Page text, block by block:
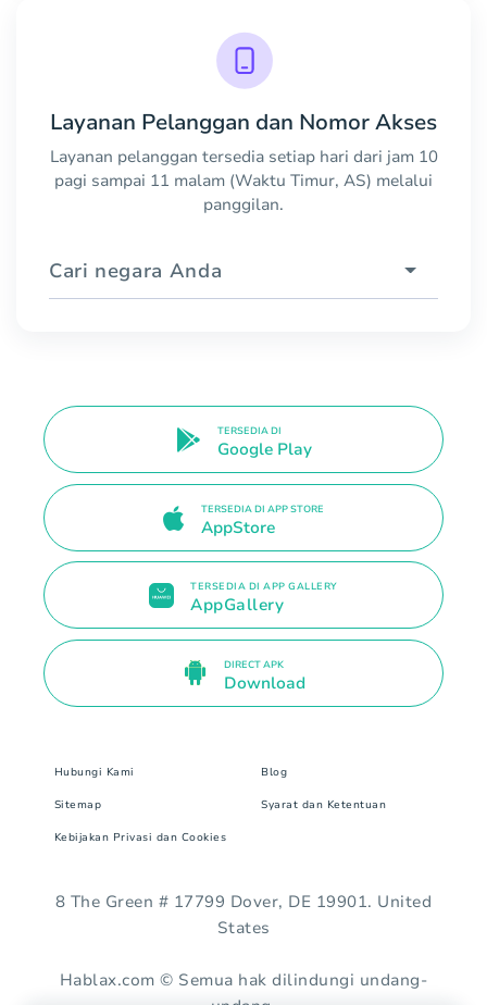
Layanan Pelanggan dan Nomor Akses
Layanan pelanggan tersedia setiap hari dari jam 10
pagi sampai 11 malam (Waktu Timur, AS) melalui
panggilan.
Cari negara Anda
TERSEDIA DI
Google Play
TERSEDIA DI APP STORE
AppStore
TERSEDIA DI APP GALLERY
AppGallery
DIRECT APK
Download
Hubungi Kami Blog
Sitemap Syarat dan Ketentuan
Kebijakan Privasi dan Cookies
8 The Green # 17799 Dover, DE 19901. United
States
Hablax.com © Semua hak dilindungi undang-